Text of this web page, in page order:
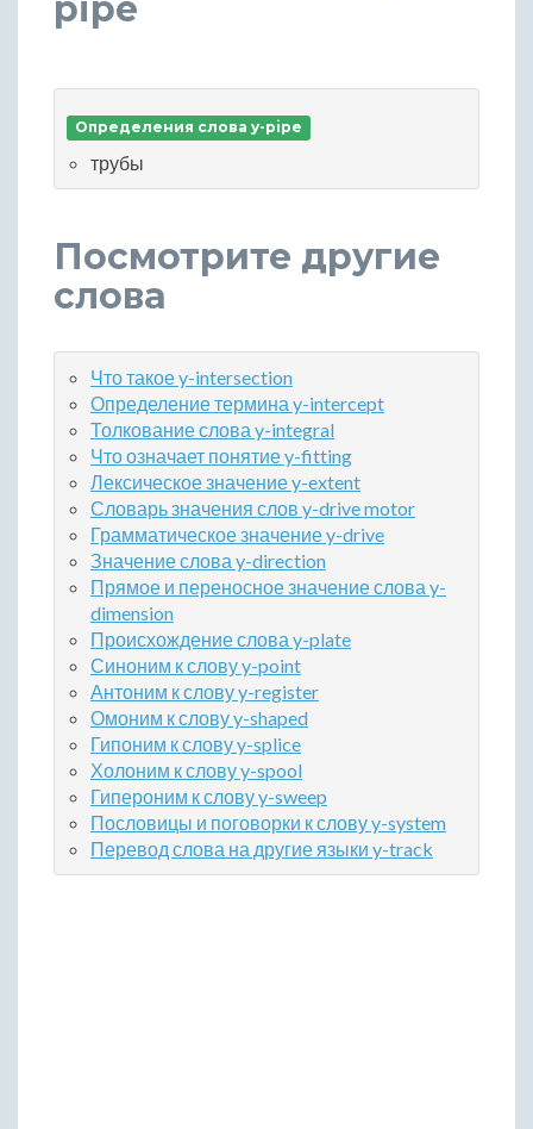
pipe
Определения слова y-pipe
трубы
Посмотрите другие
слова
Что такое y-intersection
Определение термина y-intercept
Толкование слова y-integral
Что означает понятие y-fitting
Лексическое значение y-extent
Словарь значения слов y-drive motor
Грамматическое значение y-drive
Значение слова y-direction
Прямое и переносное значение слова y-
dimension
Происхождение слова y-plate
Синоним к слову y-point
Антоним к слову y-register
Омоним к слову y-shaped
Гипоним к слову y-splice
Холоним к слову y-spool
Гипероним к слову y-sweep
Пословицы и поговорки к слову y-system
Перевод слова на другие языки y-track